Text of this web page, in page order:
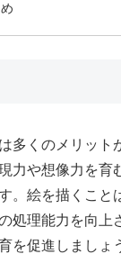
多くのメリット
力や想像力を育
。絵を描くこと
処理能力を向上
を促進しましょ